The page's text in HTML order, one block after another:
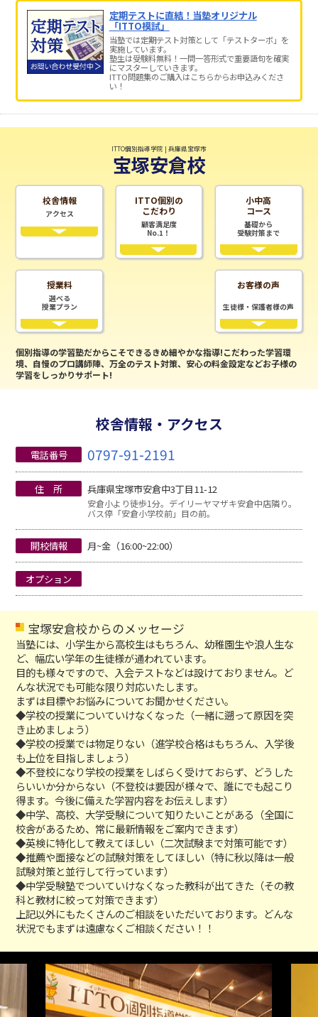
定期テストに直結！当塾オリジナル
「ITTO模試」
当塾では定期テスト対策として「テストターボ」を
実施しています。
塾生は受験料無料！一問一答形式で重要語句を確実
にマスターしていきます。
ITTO問題集のご購入はこちらからお申込みくださ
い！
ITTO個別指導学院 | 兵庫県宝塚市
宝塚安倉校
校舎情報
アクセス
ITTO個別の
こだわり
顧客満足度
No.1！
小中高
コース
基礎から
受験対策まで
授業料
選べる
授業プラン
お客様の声
生徒様・保護者様の声
個別指導の学習塾だからこそできるきめ細やかな指導!こだわった学習環
境、自慢のプロ講師陣、万全のテスト対策、安心の料金設定などお子様の
学習をしっかりサポート!
校舎情報・アクセス
電話番号 0797-91-2191
住 所 兵庫県宝塚市安倉中3丁目11-12
安倉小より徒歩1分。デイリーヤマザキ安倉中店隣り。
バス停「安倉小学校前」目の前。
開校情報 月~金（16:00~22:00）
オプション
宝塚安倉校からのメッセージ
当塾には、小学生から高校生はもちろん、幼稚園生や浪人生な
ど、幅広い学年の生徒様が通われています。
目的も様々ですので、入会テストなどは設けておりません。ど
んな状況でも可能な限り対応いたします。
まずは目標やお悩みについてお聞かせください。
◆学校の授業についていけなくなった（一緒に遡って原因を突
き止めましょう）
◆学校の授業では物足りない（進学校合格はもちろん、入学後
も上位を目指しましょう）
◆不登校になり学校の授業をしばらく受けておらず、どうした
らいいか分からない（不登校は要因が様々で、誰にでも起こり
得ます。今後に備えた学習内容をお伝えします）
◆中学、高校、大学受験について知りたいことがある（全国に
校舎があるため、常に最新情報をご案内できます）
◆英検に特化して教えてほしい（二次試験まで対策可能です）
◆推薦や面接などの試験対策をしてほしい（特に秋以降は一般
試験対策と並行して行っています）
◆中学受験塾でついていけなくなった教科が出てきた（その教
科と教材に絞って対策できます）
上記以外にもたくさんのご相談をいただいております。どんな
状況でもまずは遠慮なくご相談ください！！